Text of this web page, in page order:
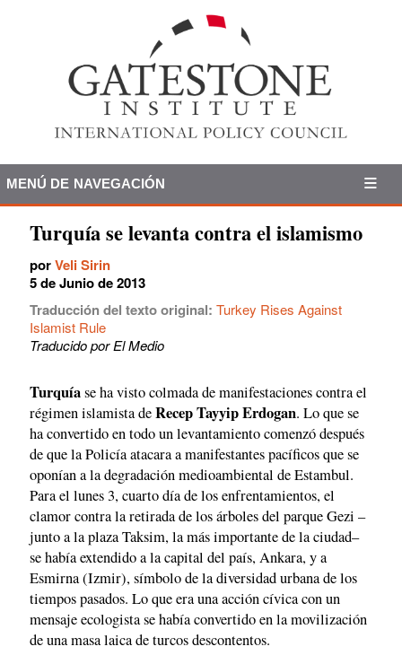
MENÚ DE NAVEGACIÓN
Turquía se levanta contra el islamismo
porVeli Sirin
5 de Junio de 2013
Traducción del texto original: Turkey Rises Against
Islamist Rule
Traducido por El Medio
Turquíase ha visto colmada de manifestaciones contra el
régimen islamista deRecep Tayyip Erdogan. Lo que se
ha convertido en todo un levantamiento comenzó después
de que la Policía atacara a manifestantes pacíficos que se
oponían a la degradación medioambiental de Estambul.
Para el lunes 3, cuarto día de los enfrentamientos, el
clamor contra la retirada de los árboles del parque Gezi –
junto a la plaza Taksim, la más importante de la ciudad–
se había extendido a la capital del país, Ankara, y a
Esmirna (Izmir), símbolo de la diversidad urbana de los
tiempos pasados. Lo que era una acción cívica con un
mensaje ecologista se había convertido en la movilización
de una masa laica de turcos descontentos.